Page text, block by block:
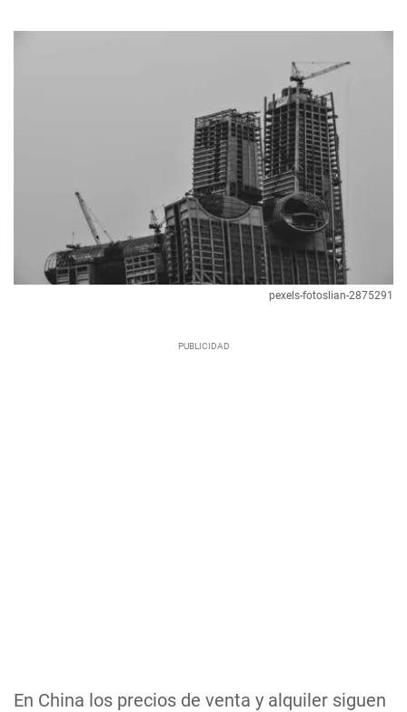
En China los precios de venta y alquiler siguen
pexels-fotoslian-2875291